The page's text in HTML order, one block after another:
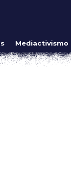
Mediactivismo
días
Artivismo
y